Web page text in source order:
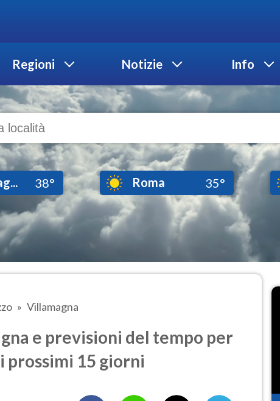
Regioni Notizie Info
38° Roma 35°
Villamagna
e previsioni del tempo per
prossimi 15 giorni